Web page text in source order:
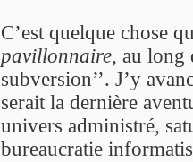
C’est quelque chose
pavillonnaire, au long
subversion’’. J’y
serait la dernière
univers administré,
bureaucratie